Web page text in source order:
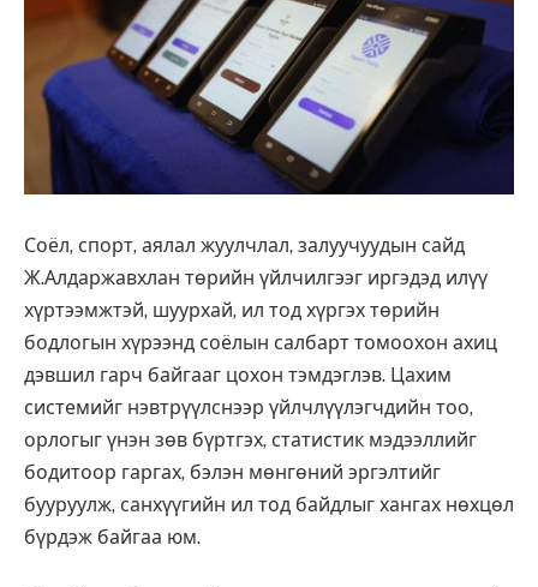
Соёл, спорт, аялал жуулчлал, залуучуудын сайд
Ж.Алдаржавхлан төрийн үйлчилгээг иргэдэд илүү
хүртээмжтэй, шуурхай, ил тод хүргэх төрийн
бодлогын хүрээнд соёлын салбарт томоохон ахиц
дэвшил гарч байгааг цохон тэмдэглэв. Цахим
системийг нэвтрүүлснээр үйлчлүүлэгчдийн тоо,
орлогыг үнэн зөв бүртгэх, статистик мэдээллийг
бодитоор гаргах, бэлэн мөнгөний эргэлтийг
бууруулж, санхүүгийн ил тод байдлыг хангах нөхцөл
бүрдэж байгаа юм.